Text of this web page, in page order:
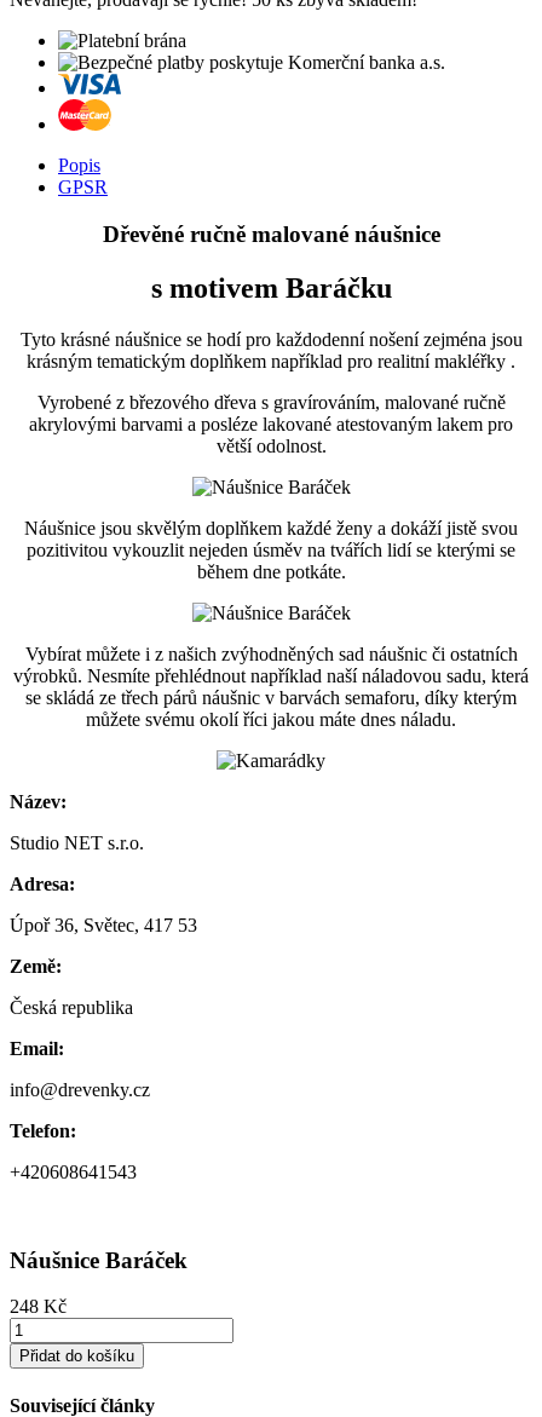
Popis
GPSR
Dřevěné ručně malované náušnice
s motivem Baráčku
Tyto krásné náušnice se hodí pro každodenní nošení zejména jsou
krásným tematickým doplňkem například pro realitní makléřky .
Vyrobené z březového dřeva s gravírováním, malované ručně
akrylovými barvami a posléze lakované atestovaným lakem pro
větší odolnost.
Náušnice jsou skvělým doplňkem každé ženy a dokáží jistě svou
pozitivitou vykouzlit nejeden úsměv na tvářích lidí se kterými se
během dne potkáte.
Vybírat můžete i z našich zvýhodněných sad náušnic či ostatních
výrobků. Nesmíte přehlédnout například naší náladovou sadu, která
se skládá ze třech párů náušnic v barvách semaforu, díky kterým
můžete svému okolí říci jakou máte dnes náladu.
Název:
Studio NET s.r.o.
Adresa:
Úpoř 36, Světec, 417 53
Země:
Česká republika
Email:
info@drevenky.cz
Telefon:
+420608641543
Náušnice Baráček
248 Kč
Přidat do košíku
Související články